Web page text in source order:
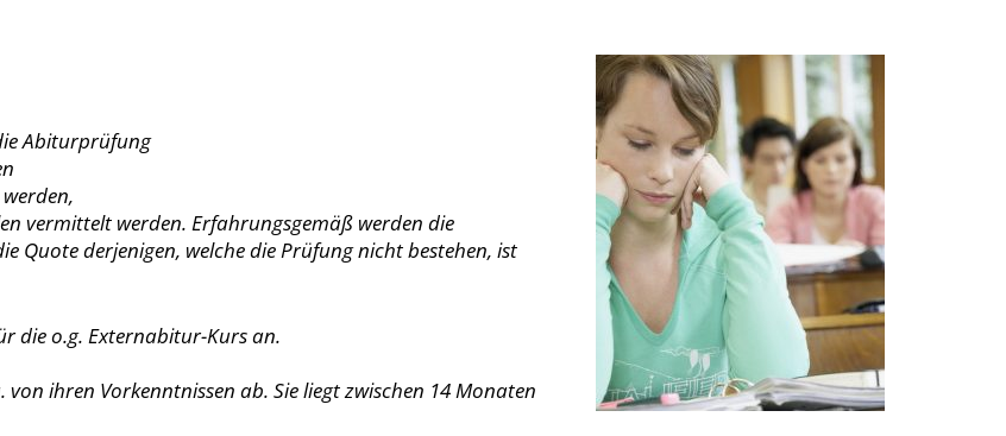
Abiturprüfung
vermittelt werden. Erfahrungsgemäß werden die
derjenigen, welche die Prüfung nicht bestehen, ist
die o.g. Externabitur-Kurs an.
ihren Vorkenntnissen ab. Sie liegt zwischen 14 Monaten